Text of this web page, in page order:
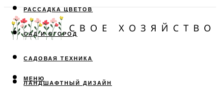
РАССАДКА ЦВЕТОВ
САД И ОГОРОД
САДОВАЯ ТЕХНИКА
ЛАНДШАФТНЫЙ ДИЗАЙН
МЕНЮ